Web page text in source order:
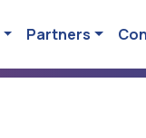
Partners